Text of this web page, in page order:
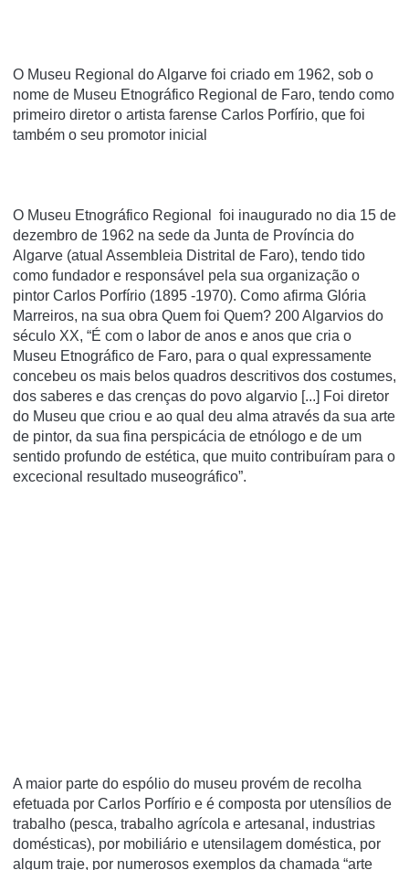
O Museu Regional do Algarve foi criado em 1962, sob o
nome de Museu Etnográfico Regional de Faro, tendo como
primeiro diretor o artista farense Carlos Porfírio, que foi
também o seu promotor inicial
O Museu Etnográfico Regional foi inaugurado no dia 15 de
dezembro de 1962 na sede da Junta de Província do
Algarve (atual Assembleia Distrital de Faro), tendo tido
como fundador e responsável pela sua organização o
pintor Carlos Porfírio (1895 -1970). Como afirma Glória
Marreiros, na sua obra Quem foi Quem? 200 Algarvios do
século XX, “É com o labor de anos e anos que cria o
Museu Etnográfico de Faro, para o qual expressamente
concebeu os mais belos quadros descritivos dos costumes,
dos saberes e das crenças do povo algarvio [...] Foi diretor
do Museu que criou e ao qual deu alma através da sua arte
de pintor, da sua fina perspicácia de etnólogo e de um
sentido profundo de estética, que muito contribuíram para o
excecional resultado museográfico”.
A maior parte do espólio do museu provém de recolha
efetuada por Carlos Porfírio e é composta por utensílios de
trabalho (pesca, trabalho agrícola e artesanal, industrias
domésticas), por mobiliário e utensilagem doméstica, por
algum traje, por numerosos exemplos da chamada “arte